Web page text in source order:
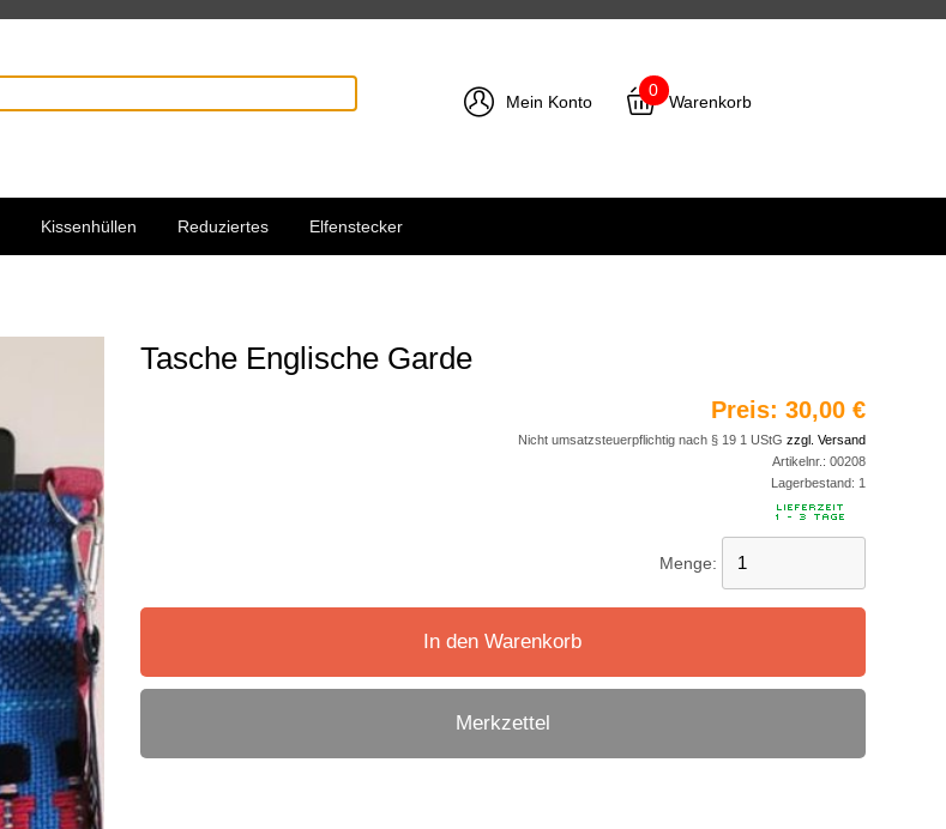
Mein Konto
0
Warenkorb
Kissenhüllen Reduziertes Elfenstecker
Tasche Englische Garde
Preis: 30,00 €
Nicht umsatzsteuerpflichtig nach § 19 1 UStG zzgl. Versand
Artikelnr.: 00208
Lagerbestand: 1
Menge:
In den Warenkorb
Merkzettel